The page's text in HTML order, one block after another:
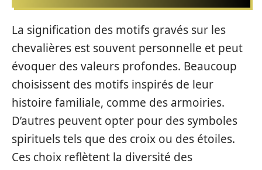
La signification des motifs gravés sur les
chevalières est souvent personnelle et peut
évoquer des valeurs profondes. Beaucoup
choisissent des motifs inspirés de leur
histoire familiale, comme des armoiries.
D’autres peuvent opter pour des symboles
spirituels tels que des croix ou des étoiles.
Ces choix reflètent la diversité des